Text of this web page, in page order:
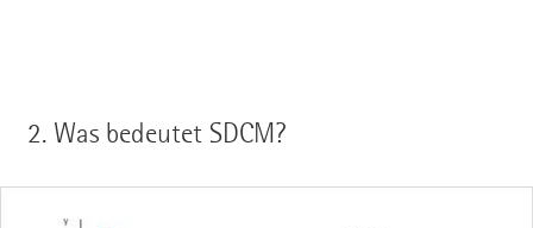
2. Was bedeutet SDCM?